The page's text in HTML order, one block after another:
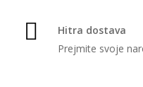
na
strani
Hitra dostava
Prejmite svoje